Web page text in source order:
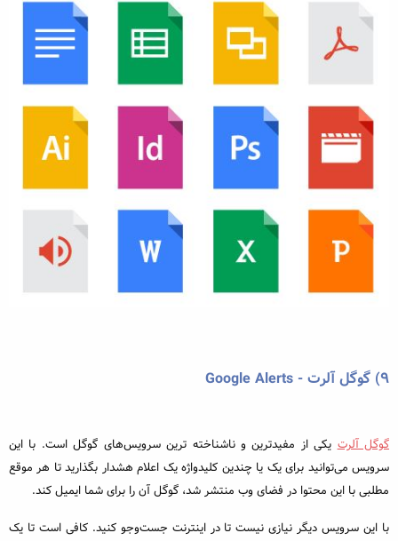
۹) گوگل آلرت - Google Alerts
گوگل آلرتیکی از مفیدترین و ناشناخته‌ ترین سرویس‌‌های گوگل است. با این
سرویس می‌توانید برای یک یا چندین کلیدواژه یک اعلام هشدار بگذارید تا هر موقع
مطلبی با این محتوا در فضای وب منتشر شد، گوگل آن را برای شما ایمیل کند.
با این سرویس دیگر نیازی نیست تا در اینترنت جست‌وجو کنید. کافی است تا یک